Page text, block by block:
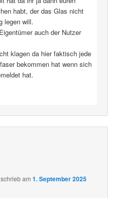
habt, der das Glas nicht
legen will.
auch der Nutzer
klagen da hier faktisch jede
bekommen hat wenn sich
hat.
schriebam1. September 2025